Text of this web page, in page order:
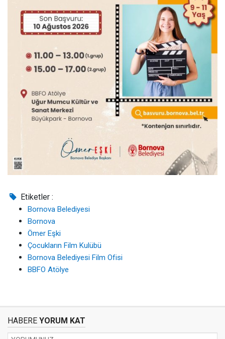
Etiketler :
Bornova Belediyesi
Bornova
Ömer Eşki
Çocukların Film Kulübü
Bornova Belediyesi Film Ofisi
BBFO Atölye
HABERE YORUM KAT